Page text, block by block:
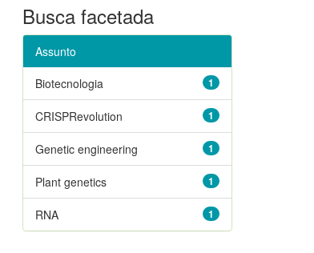
Busca facetada
Assunto
1
Biotecnologia
1
CRISPRevolution
1
Genetic engineering
1
Plant genetics
1
RNA